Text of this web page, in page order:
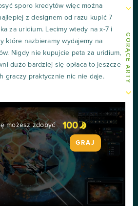
GORĄCE ARTY
sporo kredytów więc można
z designem od razu kupić 7
za uridium. Lecimy wtedy na x-7 i
które nazbieramy wydajemy na
Nigdy nie kupujcie peta za uridium,
dużo bardziej się opłaca to jeszcze
graczy praktycznie nic nie daje.
możesz zdobyć 100
GRAJ